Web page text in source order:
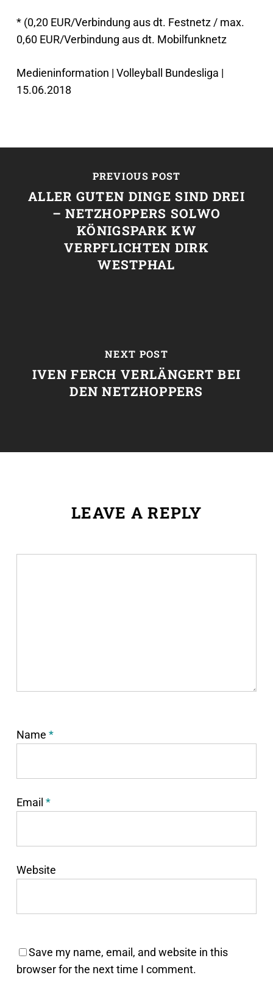
* (0,20 EUR/Verbindung aus dt. Festnetz / max.
0,60 EUR/Verbindung aus dt. Mobilfunknetz
Medieninformation | Volleyball Bundesliga |
15.06.2018
PREVIOUS POST
ALLER GUTEN DINGE SIND DREI
– NETZHOPPERS SOLWO
KÖNIGSPARK KW
VERPFLICHTEN DIRK
WESTPHAL
NEXT POST
IVEN FERCH VERLÄNGERT BEI
DEN NETZHOPPERS
LEAVE A REPLY
Name *
Email *
Website
Save my name, email, and website in this
browser for the next time I comment.